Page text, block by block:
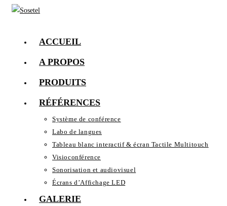
Skip
ACCUEIL
A PROPOS
PRODUITS
RÉFÉRENCES
Système de conférence
Labo de langues
Tableau blanc interactif & écran Tactile Multitouch
Visioconférence
Sonorisation et audiovisuel
Écrans d’Affichage LED
GALERIE